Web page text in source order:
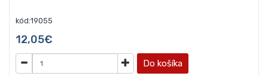
kód:19055
12,05€
Do košíka